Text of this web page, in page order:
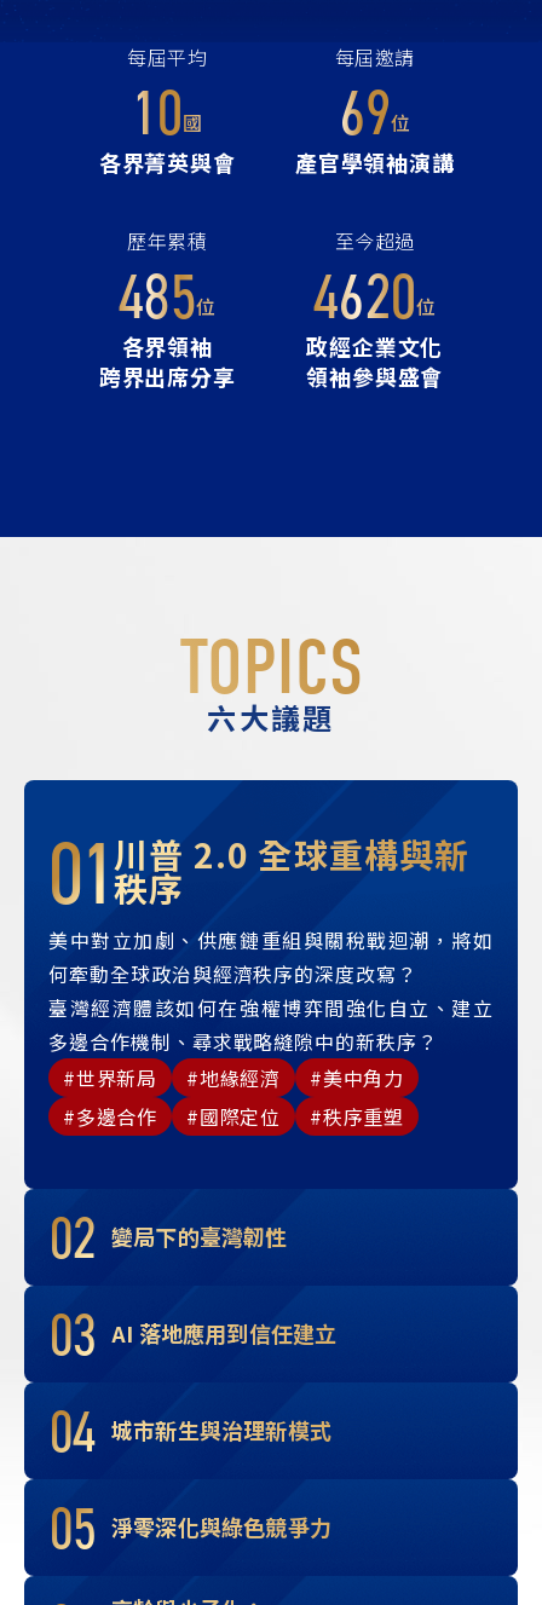
每屆平均
國
各界菁英與會
每屆邀請
位
產官學領袖演講
歷年累積
位
各界領袖
跨界出席分享
至今超過
位
政經企業文化
領袖參與盛會
TOPICS
六大議題
01 川普 2.0 全球重構與新
秩序
美中對立加劇、供應鏈重組與關稅戰迴潮，將如
何牽動全球政治與經濟秩序的深度改寫？
臺灣經濟體該如何在強權博弈間強化自立、建立
多邊合作機制、尋求戰略縫隙中的新秩序？
世界新局
地緣經濟
美中角力
多邊合作
國際定位 秩序重塑
02 變局下的臺灣韌性
03 AI 落地應用到信任建立
04 城市新生與治理新模式
05 淨零深化與綠色競爭力